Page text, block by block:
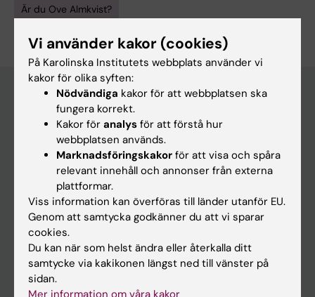
Är du Ove Almkvist?
Huvudmeny
Utbildning
Forskarutbildning
Forskning
Om KI
På gång
Nyheter
Vi använder kakor (cookies)
På Karolinska Institutets webbplats använder vi
kakor för olika syften:
Nödvändiga kakor för att webbplatsen ska
fungera korrekt.
Kakor för analys för att förstå hur
webbplatsen används.
Marknadsföringskakor för att visa och spåra
relevant innehåll och annonser från externa
plattformar.
Viss information kan överföras till länder utanför EU.
Genom att samtycka godkänner du att vi sparar
cookies.
Du kan när som helst ändra eller återkalla ditt
samtycke via kakikonen längst ned till vänster på
sidan.
Mer information om våra kakor